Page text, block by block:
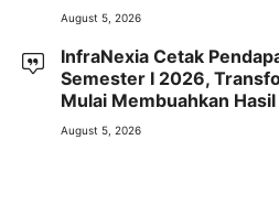
August 5, 2026
InfraNexia Cetak
Semester I 2026,
Mulai Membuahkan Hasil
August 5, 2026